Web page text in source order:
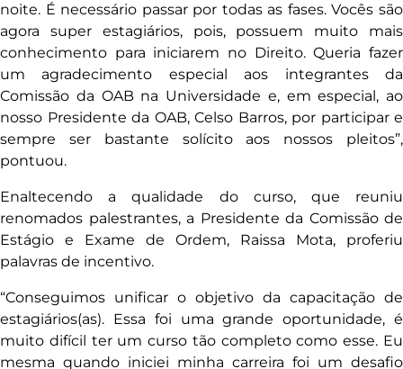
noite. É necessário passar por todas as fases. Vocês são
agora super estagiários, pois, possuem muito mais
conhecimento para iniciarem no Direito. Queria fazer
um agradecimento especial aos integrantes da
Comissão da OAB na Universidade e, em especial, ao
nosso Presidente da OAB, Celso Barros, por participar e
sempre ser bastante solícito aos nossos pleitos”,
pontuou.
Enaltecendo a qualidade do curso, que reuniu
renomados palestrantes, a Presidente da Comissão de
Estágio e Exame de Ordem, Raissa Mota, proferiu
palavras de incentivo.
“Conseguimos unificar o objetivo da capacitação de
estagiários(as). Essa foi uma grande oportunidade, é
muito difícil ter um curso tão completo como esse. Eu
mesma quando iniciei minha carreira foi um desafio